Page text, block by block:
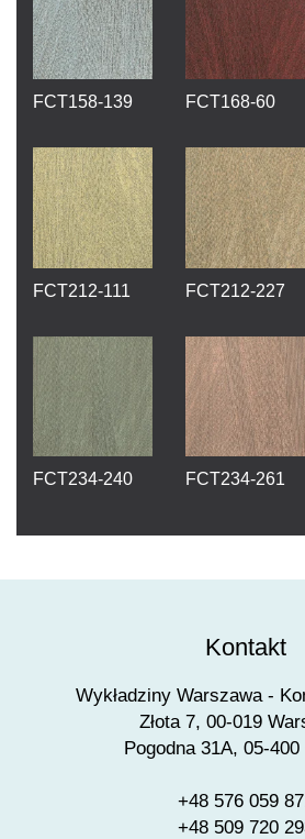
FCT158-139 FCT168-60
FCT212-111 FCT212-227
FCT234-240 FCT234-261
Kontakt
Wykładziny Warszawa -
Złota 7, 00-019
Pogodna 31A, 05-
+48 576 059
+48 509 720